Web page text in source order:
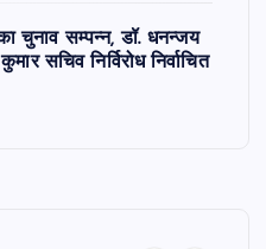
चुनाव सम्पन्न, डॉ. धनन्जय
सचिव निर्विरोध निर्वाचित